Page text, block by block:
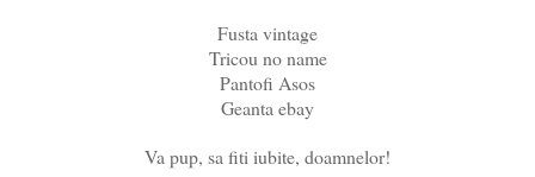
Fusta vintage
Tricou no name
Pantofi Asos
Geanta ebay
Va pup, sa fiti iubite, doamnelor!